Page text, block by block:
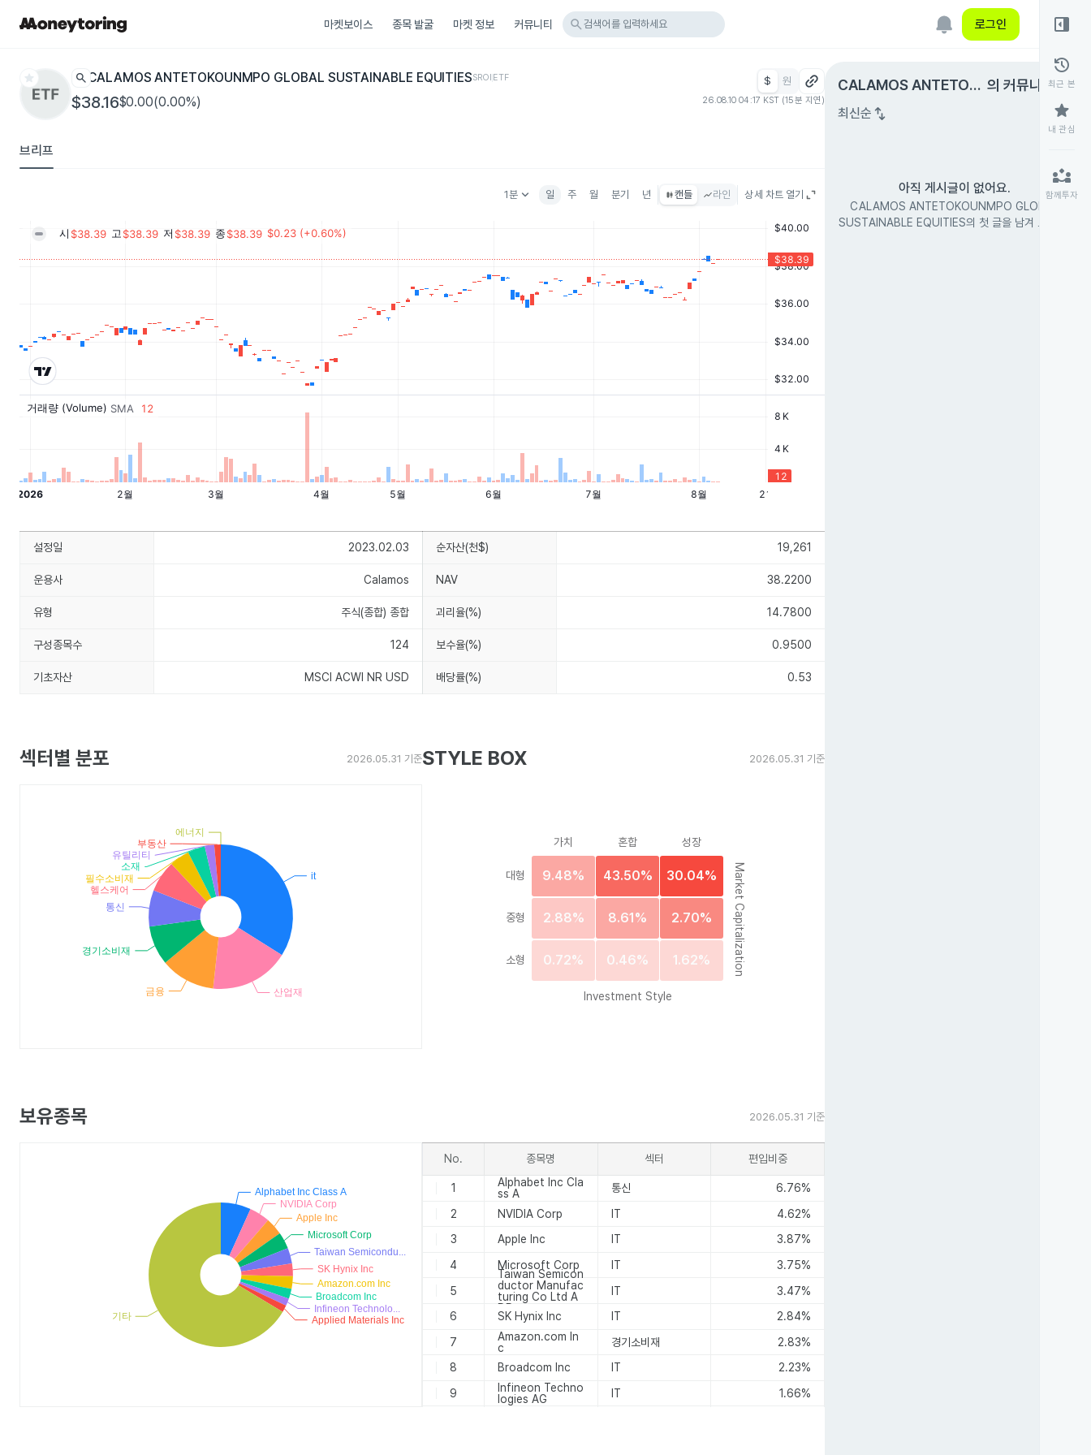
마켓보이스 종목 발굴 마켓 정보 커뮤니티 search 검색어를 입력하세요 로그인
star search CALAMOS ANTETOKOUNMPO GLOBAL SUSTAINABLE EQUITIESSROIETF
$38.16$0.00(0.00%)
$ 원
26.08.10 04:17 KST (15분 지연)
브리프
1분keyboard_arrow_down 일 주 월 분기 년 캔들 라인 상세 차트 열기
CALAMOS ANTETOK
OUNMPO GLOBAL SU
의 커뮤니티expand_circle_right
최신순 swap_vert
아직 게시글이 없어요.
CALAMOS ANTETOKOUNMPO GLOBAL
SUSTAINABLE EQUITIES의 첫 글을 남겨 보세요.
right_panel_open
history
최근 본
star
내 관심
partner_exchange
함께투자